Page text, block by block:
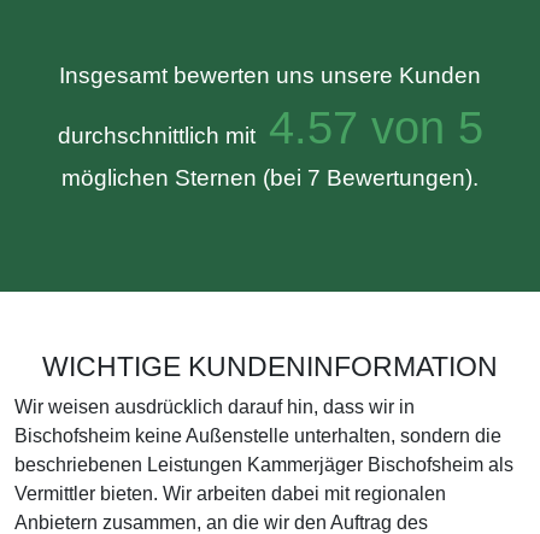
Insgesamt bewerten uns unsere Kunden
durchschnittlich mit4.57 von 5
möglichen Sternen (bei 7 Bewertungen).
WICHTIGE KUNDENINFORMATION
Wir weisen ausdrücklich darauf hin, dass wir in
Bischofsheim keine Außenstelle unterhalten, sondern die
beschriebenen Leistungen Kammerjäger Bischofsheim als
Vermittler bieten. Wir arbeiten dabei mit regionalen
Anbietern zusammen, an die wir den Auftrag des